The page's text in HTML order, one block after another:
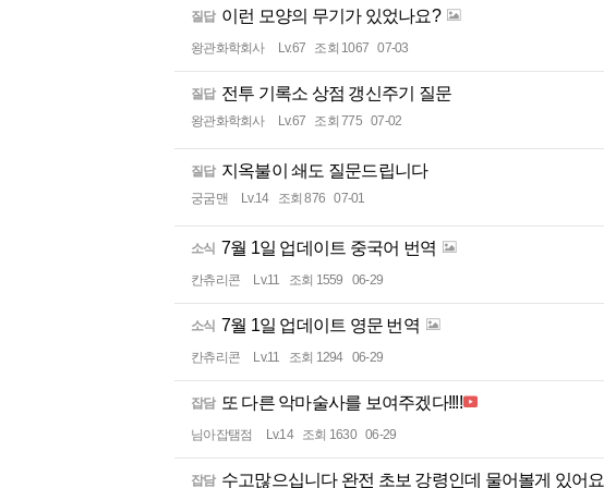
질답 이런 모양의 무기가 있었나요?
왕관화학회사 Lv.67 조회 1067 07-03
질답 전투 기록소 상점 갱신주기 질문
왕관화학회사 Lv.67 조회 775 07-02
질답 지옥불이 쇄도 질문드립니다
궁굼맨 Lv.14 조회 876 07-01
소식 7월 1일 업데이트 중국어 번역
칸츄리콘 Lv.11 조회 1559 06-29
소식 7월 1일 업데이트 영문 번역
칸츄리콘 Lv.11 조회 1294 06-29
잡담 또 다른 악마술사를 보여주겠다!!!!
님아잡탬점 Lv.14 조회 1630 06-29
잡담 수고많으십니다 완전 초보 강령인데 물어볼게 있어요